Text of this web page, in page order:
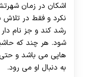
اشکان در زمان
نکرد و فقط در تلاش
رشد کند و جز نام
شود. هر چند که
هاپی می باشد و حتی
به دنبال او می رود.